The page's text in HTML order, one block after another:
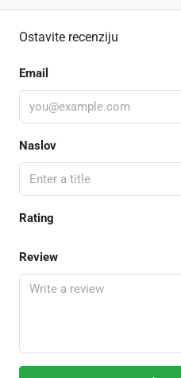
Ostavite recenziju
Email
Naslov
Rating
Review